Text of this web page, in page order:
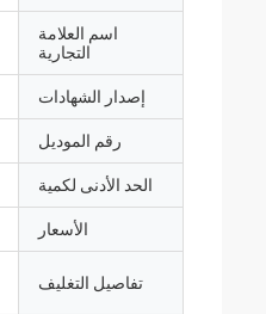
اسم العلامة
التجارية
إصدار الشهادات
رقم الموديل
الحد الأدنى لكمية
الأسعار
تفاصيل التغليف